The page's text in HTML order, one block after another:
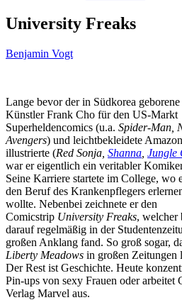
University Freaks
Benjamin Vogt
Lange bevor der in Südkorea geborene
Künstler Frank Cho für den US-Markt
Superheldencomics (u.a. Spider-Man,
Avengers) und leichtbekleidete
illustrierte (Red Sonja, Shanna Jungle
war er eigentlich ein veritabler
Seine Karriere startete im College, wo
den Beruf des Krankenpflegers
wollte. Nebenbei zeichnete er den
Comicstrip University Freaks, welcher
darauf regelmäßig in der
großen Anklang fand. So groß sogar,
Liberty Meadows in großen Zeitungen
Der Rest ist Geschichte. Heute
Pin-ups von sexy Frauen oder arbeitet
Verlag Marvel aus.